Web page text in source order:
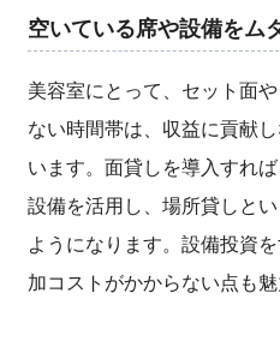
空いている席や設備をム
美容室にとって、セット面
ない時間帯は、収益に貢献
います。面貸しを導入すれ
設備を活用し、場所貸しと
ようになります。設備投資
加コストがかからない点も魅